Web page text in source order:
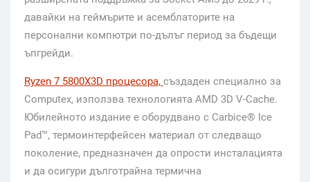
давайки на геймърите и асемблаторите на
персонални компютри по-дълъг период за бъдещи
ъпгрейди.
Ryzen 7 5800X3D процесора, създаден специално за
Computex, използва технологията AMD 3D V-Cache.
Юбилейното издание е оборудвано с Carbice® Ice
Pad™, термоинтерфейсен материал от следващо
поколение, предназначен да опрости инсталацията
и да осигури дълготрайна термична